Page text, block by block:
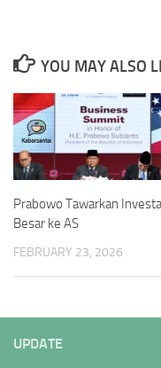
YOU MAY ALSO
Prabowo Tawarkan
Besar ke AS
FEBRUARY 23, 2026
UPDATE